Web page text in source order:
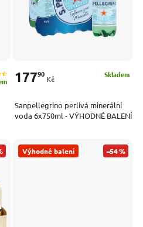
Sanpellegrino perlivá minerální
voda 6x750ml - VÝHODNÉ BALENÍ
Skladem
17790
Kč
Výhodné balení –54 %